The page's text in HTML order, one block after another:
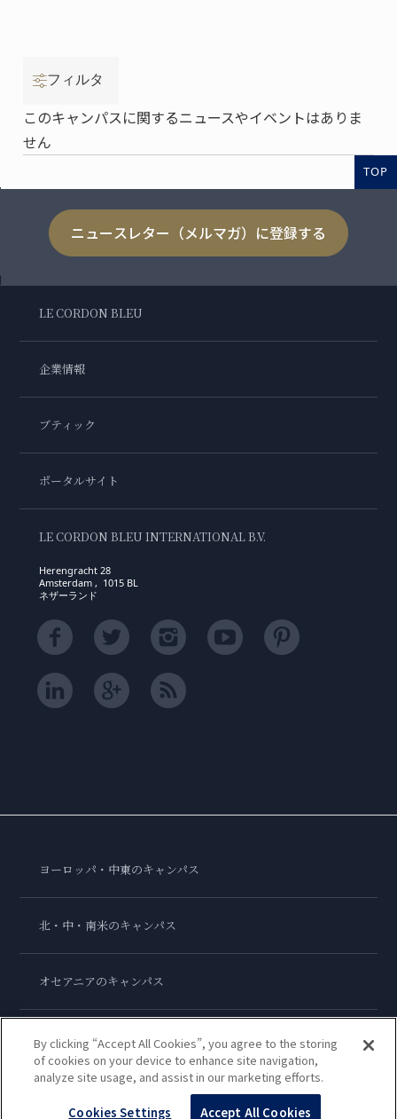
フィルタ
このキャンパスに関するニュースやイベントはありま
せん
TOP
ニュースレター（メルマガ）に登録する
LE CORDON BLEU
企業情報
ブティック
ポータルサイト
LE CORDON BLEU INTERNATIONAL B.V.
Herengracht 28
Amsterdam , 1015 BL
ネザーランド
ヨーロッパ・中東のキャンパス
北・中・南米のキャンパス
オセアニアのキャンパス
アジアのキャンパス
ル・コルドン・ブルー・インターナショナル
By clicking “Accept All Cookies”, you agree to the storing
of cookies on your device to enhance site navigation,
analyze site usage, and assist in our marketing efforts.
Cookies Settings Accept All Cookies